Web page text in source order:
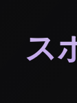
ス